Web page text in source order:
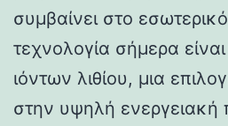
συμβαίνει στο
τεχνολογία σήμερα
ιόντων λιθίου, μια
στην υψηλή ενεργειακή